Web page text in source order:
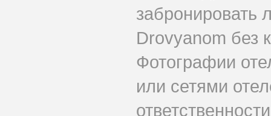
забронировать
Drovyanom без
Фотографии
или сетями